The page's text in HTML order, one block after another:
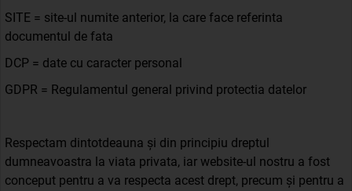
SITE = site-ul numite anterior, la care face referinta
documentul de fata
DCP = date cu caracter personal
GDPR = Regulamentul general privind protectia datelor
Respectam dintotdeauna și din principiu dreptul
dumneavoastra la viata privata, iar website-ul nostru a fost
conceput pentru a va respecta acest drept, precum și pentru a